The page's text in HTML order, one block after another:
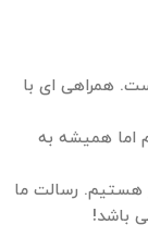
بوده است. همراهی ای با
اما همیشه به
هستیم. رسالت ما
باشد!